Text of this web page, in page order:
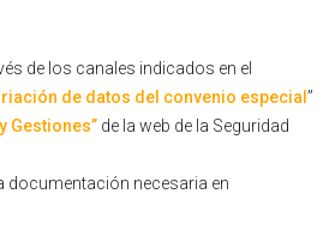
de los canales indicados en el
de datos del convenio especial ”
Gestiones” de la web de la Seguridad
documentación necesaria en